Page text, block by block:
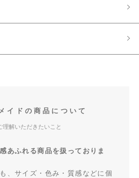
イドの商品について
理解いただきたいこと
あふれる商品を扱っておりま
、サイズ・色み・質感などに個